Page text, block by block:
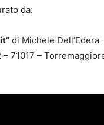
da:
di Michele
– 71017 –